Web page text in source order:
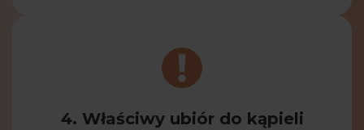
4. Właściwy ubiór do kąpieli